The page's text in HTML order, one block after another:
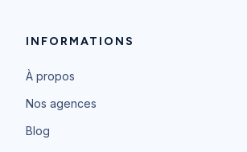
INFORMATIONS
À propos
Nos agences
Blog